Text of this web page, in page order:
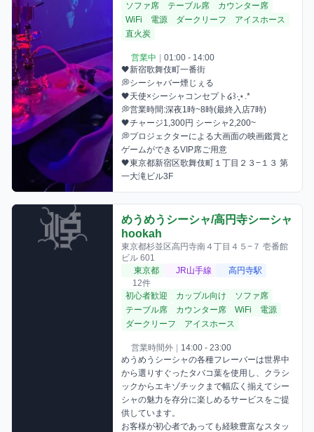
ソファ席
テーブル席
カウンター席
WiFi
電源 ダークリーフ
アイスホース
直火炭
営業中 | 01:00 - 14:00
🖤新宿歌舞伎町一番街
💭シーシャバー煙じぇる
🖤天使×シーシャコンセプト໒꒱·̩͙⋆.*
💭営業時間:深夜1時~8時(最終入店7時)
🖤チャージ1,300円 シーシャ2,200~
💭プロジェクターによる大画面の映画鑑賞と
ゲームができるVIP席ご用意
🖤東京都新宿区歌舞伎町１丁目２３−１３ 第
一大滝ビル3F
めうめうシーシャ/高円寺シーシャ
hookah
東京都杉並区高円寺南４丁目４５−７ 壱番館
ビル 601
東京都
JR山手線
高円寺駅
12件
初心者歓迎
カップル向け
ソファ席
テーブル席
カウンター席 WiFi
電源
ダークリーフ
アイスホース
営業時間外 | 14:00 - 23:00
めうめうシーシャの各種フレーバーは世界中
から選りすぐったタバコ葉を使用し、クラシ
ックからエキゾチックまで幅広く揃えてシー
シャの魅力を存分に楽しめるサービスをご提
供しています。
お客様が初心者であっても経験豊富なスタッ